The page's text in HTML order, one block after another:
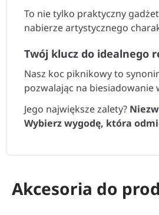
To nie tylko praktyczny
nabierze artystycznego
Twój klucz do idealnego
Nasz koc piknikowy to
pozwalając na biesiadowanie
Jego największe zalety?
Wybierz wygodę, która
Akcesoria do